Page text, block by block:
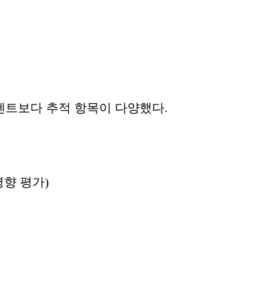
보다 추적 항목이 다양했다.
향 평가)